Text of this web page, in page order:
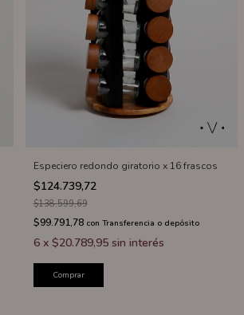
Especiero redondo giratorio x 16 frascos
$124.739,72
$138.599,69
$99.791,78 con Transferencia o depósito
6 x $20.789,95 sin interés
Comprar